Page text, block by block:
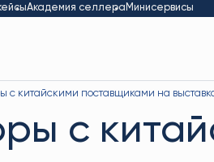
Академия селлера Минисервисы
с китайскими поставщиками на
с